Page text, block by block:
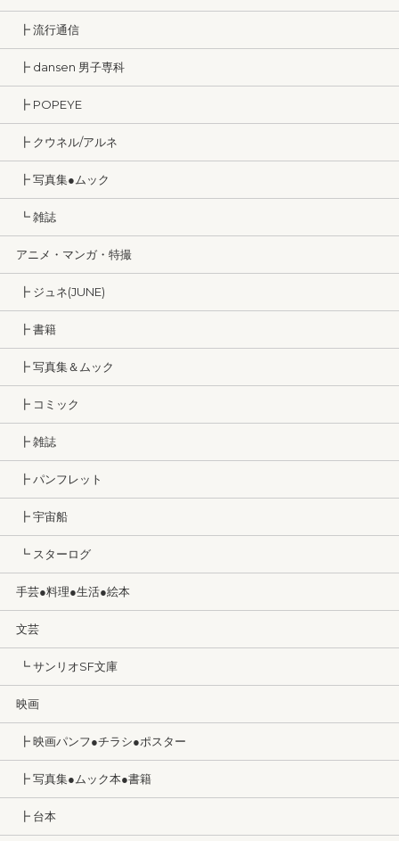
┣ 流行通信
┣ dansen 男子専科
┣ POPEYE
┣ クウネル/アルネ
┣ 写真集●ムック
┗ 雑誌
アニメ・マンガ・特撮
┣ ジュネ(JUNE)
┣ 書籍
┣ 写真集＆ムック
┣ コミック
┣ 雑誌
┣ パンフレット
┣ 宇宙船
┗ スターログ
手芸●料理●生活●絵本
文芸
┗ サンリオSF文庫
映画
┣ 映画パンフ●チラシ●ポスター
┣ 写真集●ムック本●書籍
┣ 台本